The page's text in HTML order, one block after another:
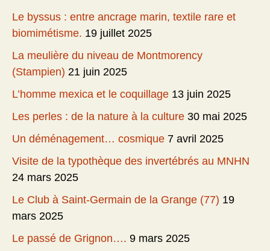
Le byssus : entre ancrage marin, textile rare et
biomimétisme. 19 juillet 2025
La meulière du niveau de Montmorency
(Stampien) 21 juin 2025
L’homme mexica et le coquillage 13 juin 2025
Les perles : de la nature à la culture 30 mai 2025
Un déménagement… cosmique 7 avril 2025
Visite de la typothèque des invertébrés au MNHN
24 mars 2025
Le Club à Saint-Germain de la Grange (77) 19
mars 2025
Le passé de Grignon…. 9 mars 2025